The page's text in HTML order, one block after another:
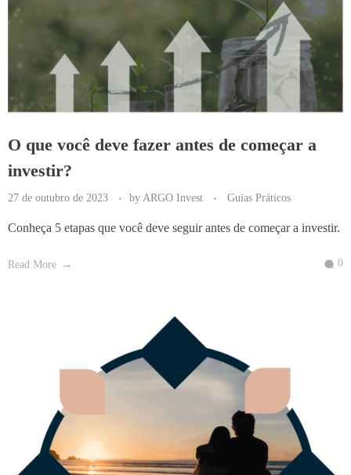
O que você deve fazer antes de começar a
investir?
27 de outubro de 2023 byARGO Invest Guias Práticos
Conheça 5 etapas que você deve seguir antes de começar a investir.
Read More 0